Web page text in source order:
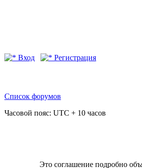
Вход
Регистрация
Список форумов
Часовой пояс: UTC + 10 часов
Это соглашение подробно